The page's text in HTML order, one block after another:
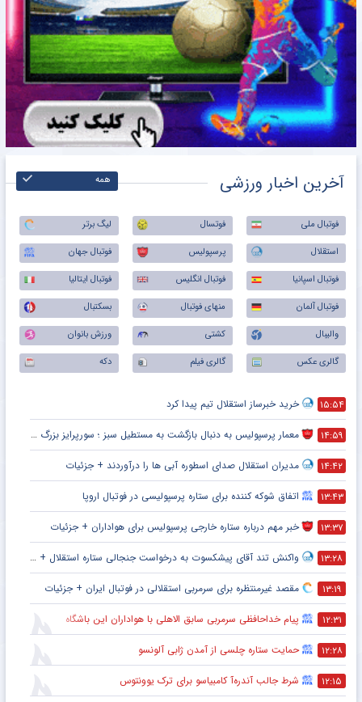
آخرین اخبار ورزشی همه
فوتبال ملی فوتسال
لیگ برتر
استقلال
پرسپولیس
فوتبال جهان
فوتبال اسپانیا
فوتبال انگلیس
فوتبال ایتالیا
فوتبال آلمان
منهای فوتبال
بسکتبال
والیبال
کشتی
ورزش بانوان
گالری عکس
گالری فیلم دکه
۱۵:۵۴ خرید خبرساز استقلال تیم پیدا کرد
۱۴:۵۹ معمار پرسپولیس به دنبال بازگشت به مستطیل سبز ؛ سورپرایز بزرگ در راه است ؟ + جزئیات
۱۴:۴۲ مدیران استقلال صدای اسطوره آبی ها را درآوردند + جزئیات
۱۳:۴۳ اتفاق شوکه کننده برای ستاره پرسپولیسی در فوتبال اروپا
۱۳:۳۷ خبر مهم درباره ستاره خارجی پرسپولیس برای هواداران + جزئیات
۱۳:۲۸ واکنش تند آقای پیشکسوت به درخواست جنجالی ستاره استقلال + جزئیات
۱۳:۱۹ مقصد غیرمنتظره برای سرمربی استقلالی در فوتبال ایران + جزئیات
۱۲:۳۱ پیام خداحافظی سرمربی سابق الاهلی با هواداران این باشگاه
۱۲:۲۸ حمایت ستاره چلسی از آمدن ژابی آلونسو
۱۲:۱۵ شرط جالب آندره‌آ کامبیاسو برای ترک یوونتوس